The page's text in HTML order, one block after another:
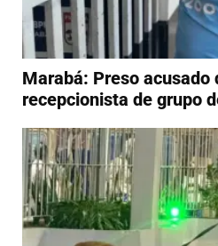
Marabá: Preso acusado
recepcionista de grupo